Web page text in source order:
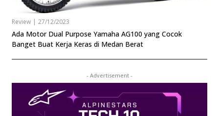
Review | 27/12/2023
Ada Motor Dual Purpose Yamaha AG100 yang Cocok
Banget Buat Kerja Keras di Medan Berat
- Advertisement -